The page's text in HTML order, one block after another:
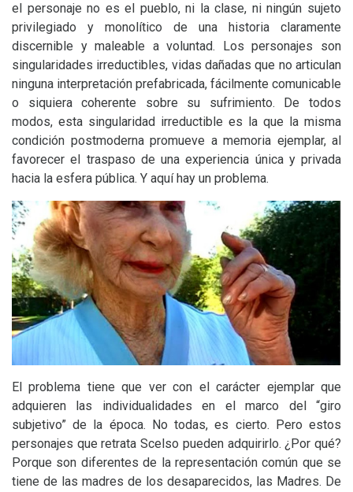
el personaje no es el pueblo, ni la clase, ni ningún sujeto
privilegiado y monolítico de una historia claramente
discernible y maleable a voluntad. Los personajes son
singularidades irreductibles, vidas dañadas que no articulan
ninguna interpretación prefabricada, fácilmente comunicable
o siquiera coherente sobre su sufrimiento. De todos
modos, esta singularidad irreductible es la que la misma
condición postmoderna promueve a memoria ejemplar, al
favorecer el traspaso de una experiencia única y privada
hacia la esfera pública. Y aquí hay un problema.
El problema tiene que ver con el carácter ejemplar que
adquieren las individualidades en el marco del “giro
subjetivo” de la época. No todas, es cierto. Pero estos
personajes que retrata Scelso pueden adquirirlo. ¿Por qué?
Porque son diferentes de la representación común que se
tiene de las madres de los desaparecidos, las Madres. De